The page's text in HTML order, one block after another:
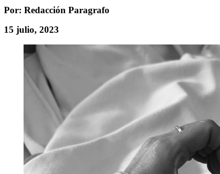
Por: Redacción Paragrafo
15 julio, 2023